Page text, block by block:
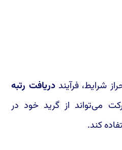
شرایط، فرآینددریافت رتبه
می‌تواند از گرید خود در
کند.